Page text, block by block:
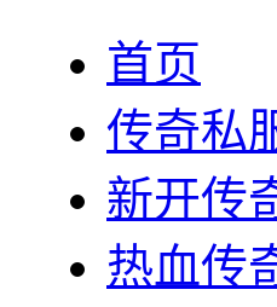
首页
传奇私
新开传
热血传